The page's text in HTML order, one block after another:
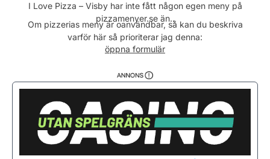
Fredag
11:30 - 21:00
Lördag
12:00 - 21:00
Söndag
12:00- 21:00
I Love Pizza – Visby har inte fått någon egen meny på
pizzamenyer.se än..
Om pizzerias meny är oanvändbar, så kan du beskriva
varför här så prioriterar jag denna:
öppna formulär